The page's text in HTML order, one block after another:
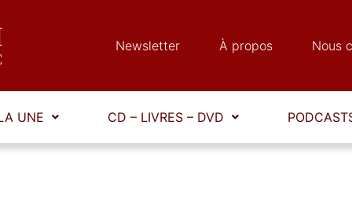
Newsletter À propos Nous
UNE CD – LIVRES – DVD